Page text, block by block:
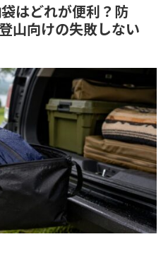
はどれが便利？防
山向けの失敗しない